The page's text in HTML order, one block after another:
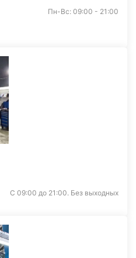
Пн-Вс: 09:00 - 21:00
С 09:00 до 21:00. Без выходных